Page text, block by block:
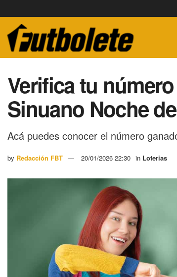
Verifica tu
Sinuano Noche
Acá puedes conocer el número
by Redacción FBT 20/01/2026 22:30 in Loterias